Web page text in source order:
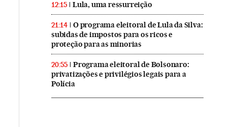
12:15 Lula, uma ressurreição
21:14
O programa eleitoral de Lula da Silva:
subidas de impostos para os ricos e
proteção para as minorias
20:55
Programa eleitoral de Bolsonaro:
privatizações e privilégios legais para a
Polícia